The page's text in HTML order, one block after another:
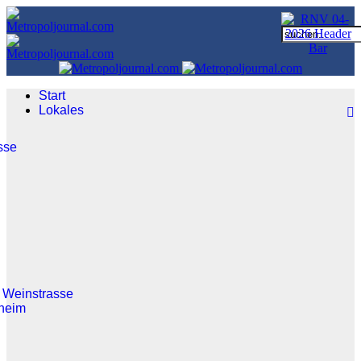
Start
Lokales